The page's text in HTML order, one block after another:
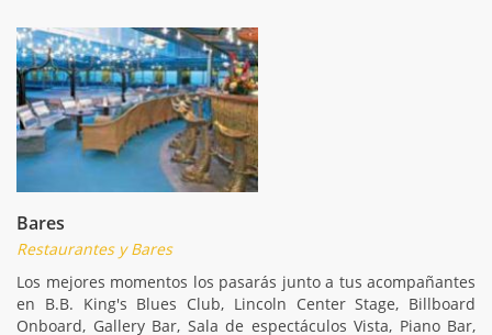
Bares
Restaurantes y Bares
Los mejores momentos los pasarás junto a tus acompañantes
en B.B. King's Blues Club, Lincoln Center Stage, Billboard
Onboard, Gallery Bar, Sala de espectáculos Vista, Piano Bar,